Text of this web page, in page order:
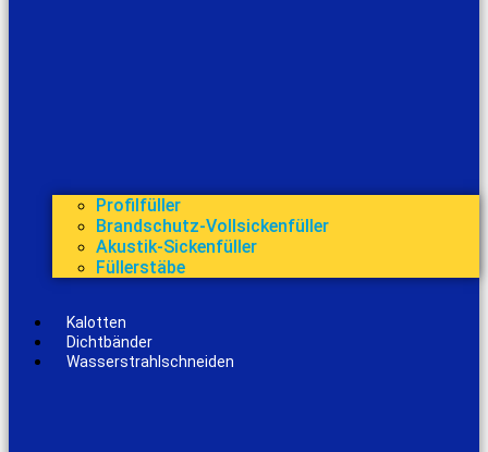
Profilfüller
Brandschutz-Vollsickenfüller
Akustik-Sickenfüller
Füllerstäbe
Kalotten
Dichtbänder
Wasserstrahlschneiden